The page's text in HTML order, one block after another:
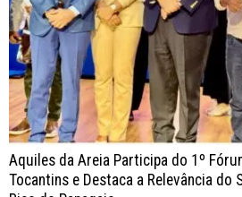
Aquiles da Areia Participa do 1º
Tocantins e Destaca a Relevância do